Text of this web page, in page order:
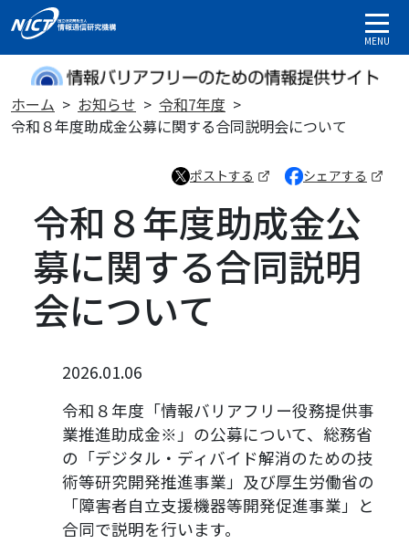
MENU
ホーム お知らせ
令和7年度
令和８年度助成金公募に関する合同説明会について
ポストする
（新しいタブで開きます）シェアする
（新しいタブで開き
令和８年度助成金公
募に関する合同説明
会について
2026.01.06
令和８年度「情報バリアフリー役務提供事
業推進助成金※」の公募について、総務省
の「デジタル・ディバイド解消のための技
術等研究開発推進事業」及び厚生労働省の
「障害者自立支援機器等開発促進事業」と
合同で説明を行います。